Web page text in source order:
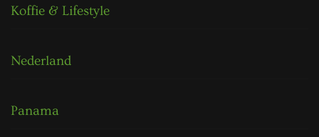
Koffie & Lifestyle
Nederland
Panama